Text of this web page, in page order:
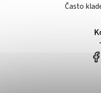
Často